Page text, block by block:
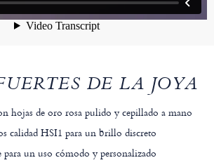
DE LA JOYA
hojas de oro rosa pulido y cepillado a mano
calidad HSI1 para un brillo discreto
un uso cómodo y personalizado